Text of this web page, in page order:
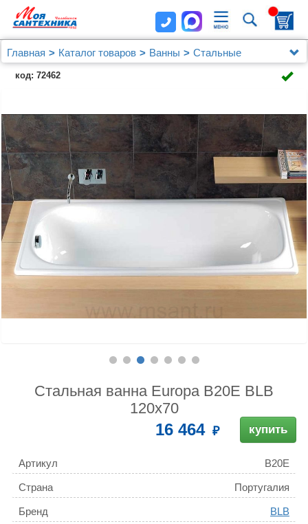
Главная Каталог товаров Ванны
Стальные
Стальная ванна Europa B20E BLB 120х70
код: 72462
Стальная ванна Europa B20E BLB
120х70
16 464 купить
Артикул B20E
Страна Португалия
Бренд BLB